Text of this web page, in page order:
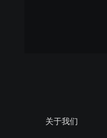
关于我们